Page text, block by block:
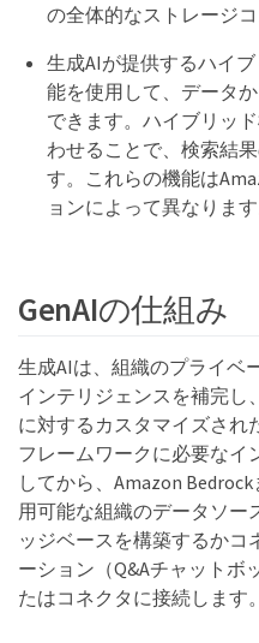
の全体的なストレージコ
生成AIが提供するハイ
能を使用して、データ
できます。ハイブリッ
わせることで、検索結
す。これらの機能は
ョンによって異なります
GenAIの仕組み
生成AIは、組織のプライベ
インテリジェンスを補完し
に対するカスタマイズされ
フレームワークに必要なイ
してから、Amazon
用可能な組織のデータソー
ッジベースを構築するかコ
ーション（Q&Aチャットボ
たはコネクタに接続します。